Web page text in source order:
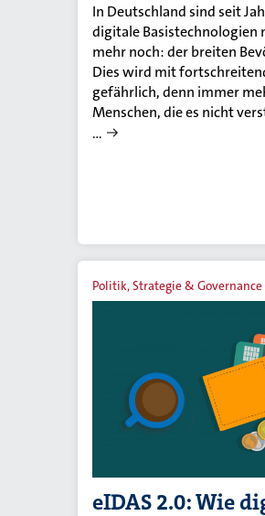
In Deutschland sind seit
digitale Basistechnologien
mehr noch: der breiten
Dies wird mit
gefährlich, denn immer
Menschen, die es nicht
…
Politik, Strategie & Governance
eIDAS 2.0: Wie